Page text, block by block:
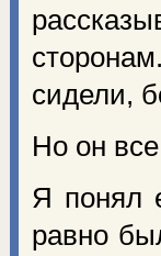
сидели,
Но он
Я понял
равно